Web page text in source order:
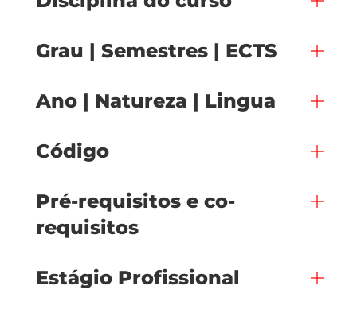
Grau | Semestres | ECTS
Ano | Natureza | Lingua
Código
Pré-requisitos e co-
requisitos
Estágio Profissional